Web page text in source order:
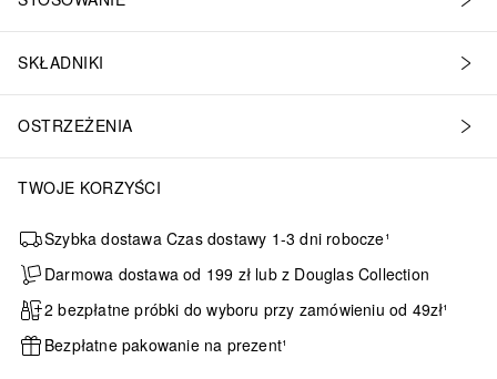
SKŁADNIKI
OSTRZEŻENIA
TWOJE KORZYŚCI
Szybka dostawa Czas dostawy 1-3 dni robocze¹
Darmowa dostawa od 199 zł lub z Douglas Collection
2 bezpłatne próbki do wyboru przy zamówieniu od 49zł¹
Bezpłatne pakowanie na prezent¹